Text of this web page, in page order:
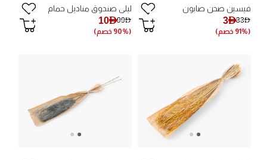
فيسين صحن صابون
3AED33AED
(91% خصم)
ليلى صندوق مناديل حمام
10AED99AED
(90% خصم)